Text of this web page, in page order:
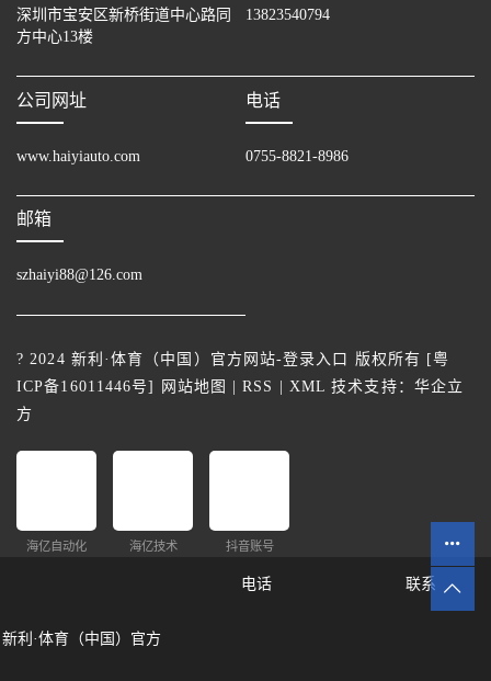
深圳市宝安区新桥街道中心路同
方中心13楼
13823540794
公司网址
www.haiyiauto.com
电话
0755-8821-8986
邮箱
szhaiyi88@126.com
? 2024 新利·体育（中国）官方网站-登录入口 版权所有 [粤
ICP备16011446号] 网站地图 |RSS XML 技术支持： 华企立
方
海亿自动化 海亿技术 抖音账号
新利·体育（中国）官方
电话 联系